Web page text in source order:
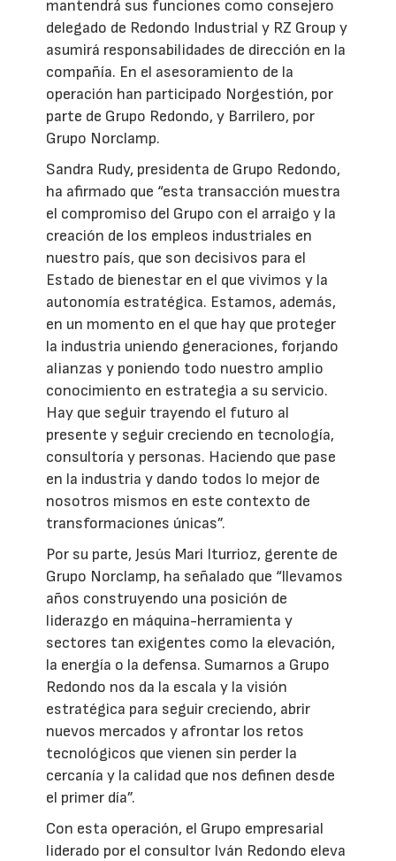
mantendrá sus funciones como consejero
delegado de Redondo Industrial y RZ Group y
asumirá responsabilidades de dirección en la
compañía. En el asesoramiento de la
operación han participado Norgestión, por
parte de Grupo Redondo, y Barrilero, por
Grupo Norclamp.
Sandra Rudy, presidenta de Grupo Redondo,
ha afirmado que “esta transacción muestra
el compromiso del Grupo con el arraigo y la
creación de los empleos industriales en
nuestro país, que son decisivos para el
Estado de bienestar en el que vivimos y la
autonomía estratégica. Estamos, además,
en un momento en el que hay que proteger
la industria uniendo generaciones, forjando
alianzas y poniendo todo nuestro amplio
conocimiento en estrategia a su servicio.
Hay que seguir trayendo el futuro al
presente y seguir creciendo en tecnología,
consultoría y personas. Haciendo que pase
en la industria y dando todos lo mejor de
nosotros mismos en este contexto de
transformaciones únicas”.
Por su parte, Jesús Mari Iturrioz, gerente de
Grupo Norclamp, ha señalado que “llevamos
años construyendo una posición de
liderazgo en máquina-herramienta y
sectores tan exigentes como la elevación,
la energía o la defensa. Sumarnos a Grupo
Redondo nos da la escala y la visión
estratégica para seguir creciendo, abrir
nuevos mercados y afrontar los retos
tecnológicos que vienen sin perder la
cercanía y la calidad que nos definen desde
el primer día”.
Con esta operación, el Grupo empresarial
liderado por el consultor Iván Redondo eleva